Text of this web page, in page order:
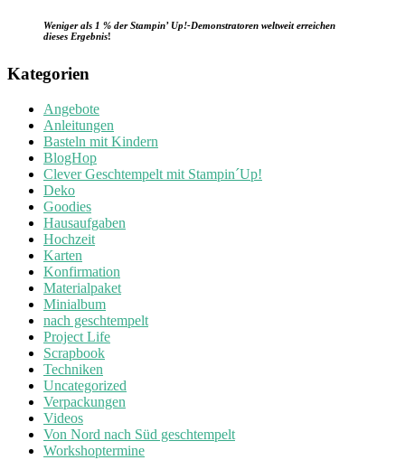
Weniger als 1 % der Stampin’ Up!-Demonstratoren weltweit erreichen
dieses Ergebnis!
Kategorien
Angebote
Anleitungen
Basteln mit Kindern
BlogHop
Clever Geschtempelt mit Stampin´Up!
Deko
Goodies
Hausaufgaben
Hochzeit
Karten
Konfirmation
Materialpaket
Minialbum
nach geschtempelt
Project Life
Scrapbook
Techniken
Uncategorized
Verpackungen
Videos
Von Nord nach Süd geschtempelt
Workshoptermine